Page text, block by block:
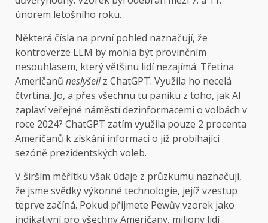
únorem letošního roku.
Některá čísla na první pohled naznačují, že
kontroverze LLM by mohla být provinčním
nesouhlasem, který většinu lidí nezajímá. Třetina
Američanů neslyšeliz ChatGPT. Využila ho necelá
čtvrtina. Jo, a přes všechnu tu paniku z toho, jak AI
zaplaví veřejné náměstí dezinformacemi o volbách v
roce 2024? ChatGPT zatím využila pouze 2 procenta
Američanů k získání informací o již probíhající
sezóně prezidentských voleb.
V širším měřítku však údaje z průzkumu naznačují,
že jsme svědky výkonné technologie, jejíž vzestup
teprve začíná. Pokud přijmete Pewův vzorek jako
indikativní pro všechny Američany, miliony lidí